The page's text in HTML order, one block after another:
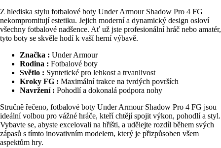
Z hlediska stylu fotbalové boty Under Armour Shadow Pro 4 FG
nekompromitují estetiku. Jejich moderní a dynamický design osloví
všechny fotbalové nadšence. Ať už jste profesionální hráč nebo amatér,
tyto boty se skvěle hodí k vaší herní výbavě.
Značka : Under Armour
Rodina : Fotbalové boty
Světlo : Syntetické pro lehkost a trvanlivost
Kroky FG : Maximální trakce na tvrdých površích
Navržení : Pohodlí a dokonalá podpora nohy
Stručně řečeno, fotbalové boty Under Armour Shadow Pro 4 FG jsou
ideální volbou pro vážné hráče, kteří chtějí spojit výkon, pohodlí a styl.
Vybavte se, abyste excelovali na hřišti, a udělejte rozdíl během svých
zápasů s tímto inovativním modelem, který je přizpůsoben všem
aspektům hry.